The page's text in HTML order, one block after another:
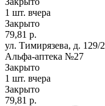
1 шт. вчера
Закрыто
79,81 р.
ул. Тимирязева, д. 129/2
Альфа-аптека №27
Закрыто
1 шт. вчера
Закрыто
79,81 р.